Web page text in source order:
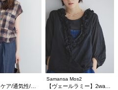
Samansa Mos2
【ヴェールラミー】2wayフリルブラウス